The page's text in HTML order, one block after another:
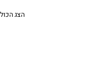
הצג הכול